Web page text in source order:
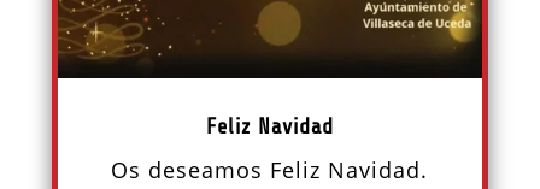
Feliz Navidad
Os deseamos Feliz Navidad.